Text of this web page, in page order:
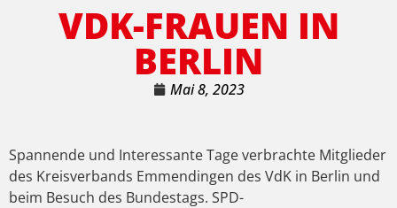
VDK-FRAUEN IN
BERLIN
Mai 8, 2023
Spannende und Interessante Tage verbrachte Mitglieder
des Kreisverbands Emmendingen des VdK in Berlin und
beim Besuch des Bundestags. SPD-